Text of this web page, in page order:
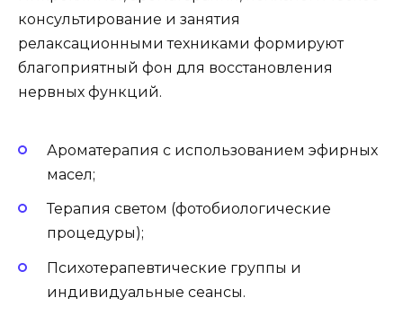
консультирование и занятия
релаксационными техниками формируют
благоприятный фон для восстановления
нервных функций.
Ароматерапия с использованием эфирных
масел;
Терапия светом (фотобиологические
процедуры);
Психотерапевтические группы и
индивидуальные сеансы.